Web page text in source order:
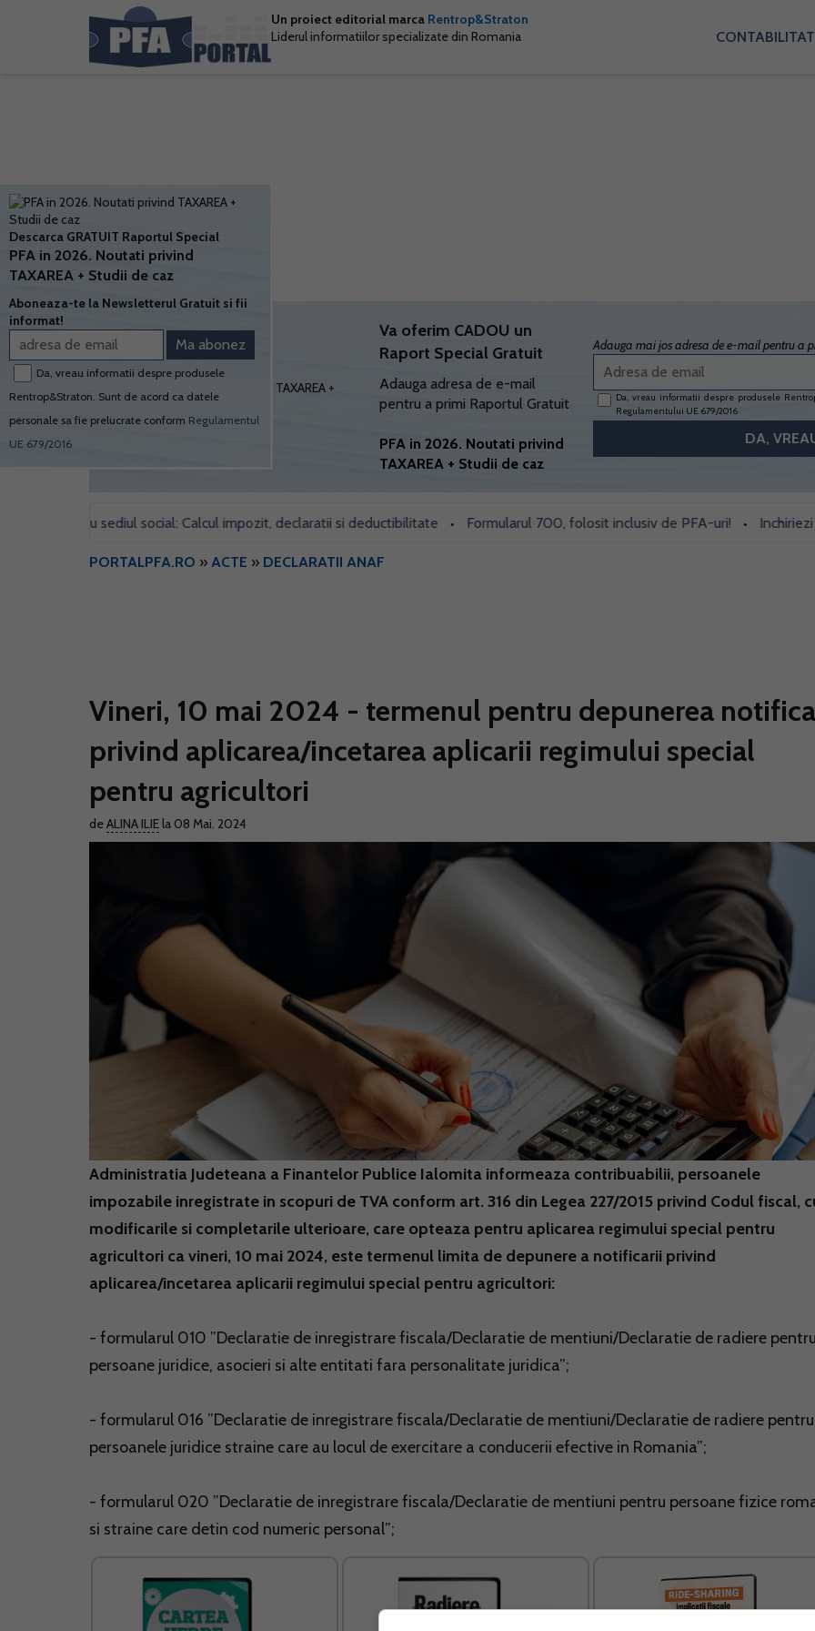
Un proiect editorial marca Rentrop&Straton
Liderul informatiilor specializate din Romania
Va oferim CADOU un
Raport Special Gratuit
Adauga adresa de e-mail
pentru a primi Raportul Gratuit
PFA in 2026. Noutati privind
TAXAREA + Studii de caz
Adauga mai jos adresa de e-mail pentru a
Da, vreau informatii despre produsele
Regulamentului UE 679/2016
pentru sediul social: Calcul impozit, declaratii si deductibilitate • Formularul 700, folosit inclusiv de PFA-uri! • Inchiriezi prin
PORTALPFA.RO » ACTE » DECLARATII ANAF
Vineri, 10 mai 2024 - termenul pentru depunerea
privind aplicarea/incetarea aplicarii regimului special
pentru agricultori
deALINA ILIE la 08 Mai. 2024
Administratia Judeteana a Finantelor Publice Ialomita informeaza contribuabilii, persoanele
impozabile inregistrate in scopuri de TVA conform art. 316 din Legea 227/2015 privind Codul fiscal,
modificarile si completarile ulterioare, care opteaza pentru aplicarea regimului special pentru
agricultori ca vineri, 10 mai 2024, este termenul limita de depunere a notificarii privind
aplicarea/incetarea aplicarii regimului special pentru agricultori:
- formularul 010 ”Declaratie de inregistrare fiscala/Declaratie de mentiuni/Declaratie de radiere
persoane juridice, asocieri si alte entitati fara personalitate juridica”;
- formularul 016 ”Declaratie de inregistrare fiscala/Declaratie de mentiuni/Declaratie de radiere pentru
persoanele juridice straine care au locul de exercitare a conducerii efective in Romania”;
- formularul 020 ”Declaratie de inregistrare fiscala/Declaratie de mentiuni pentru persoane fizice
si straine care detin cod numeric personal”;
Descarca GRATUIT Raportul Special
PFA in 2026. Noutati privind
TAXAREA + Studii de caz
Aboneaza-te la Newsletterul Gratuit si fii
informat!
Da, vreau informatii despre produsele
Rentrop&Straton. Sunt de acord ca datele
personale sa fie prelucrate conform Regulamentul
UE 679/2016